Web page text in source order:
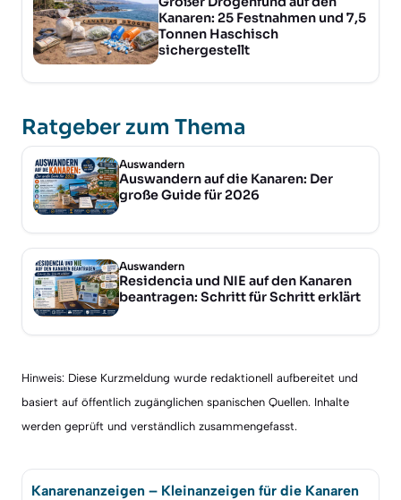
Kanaren: 25 Festnahmen und 7,5
Tonnen Haschisch
sichergestellt
Ratgeber zum Thema
Auswandern
Auswandern auf die Kanaren: Der
große Guide für 2026
Auswandern
Residencia und NIE auf den Kanaren
beantragen: Schritt für Schritt erklärt
Hinweis: Diese Kurzmeldung wurde redaktionell aufbereitet und
basiert auf öffentlich zugänglichen spanischen Quellen. Inhalte
werden geprüft und verständlich zusammengefasst.
Kanarenanzeigen – Kleinanzeigen für die Kanaren